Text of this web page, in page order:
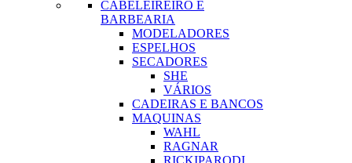
CABELEIREIRO E
BARBEARIA
MODELADORES
ESPELHOS
SECADORES
SHE
VÁRIOS
CADEIRAS E BANCOS
MAQUINAS
WAHL
RAGNAR
RICKIPARODI